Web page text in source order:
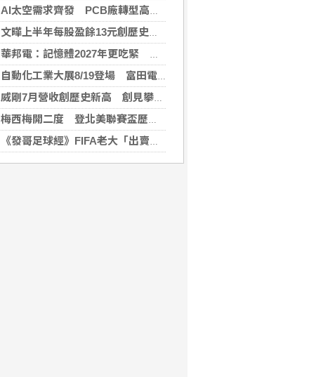
AI太空需求齊發 PCB廠轉型高階產品迎收成
文曄上半年每股盈餘13元創歷史新高 賺贏2025年全年
華邦電：記憶體2027年更吃緊 啟動高雄廠模組B擴建計畫
自動化工業大展8/19登場 富田電機秀機器人關節模組
威剛7月營收創歷史新高 創見攀同期高點
梅西梅開二度 登北美聯賽盃歷史進球王
《發哥足球經》FIFA老大「出賣足球靈魂」之震撼彈（上）